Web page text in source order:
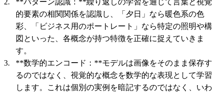
的要素の相関関係を認識し、「夕日」なら暖色系の色
彩、「ビジネス用のポートレート」なら特定の照明や構
図といった、各概念が持つ特徴を正確に捉えていきま
す。
**数学的エンコード：**モデルは画像をそのまま保存す
るのではなく、視覚的な概念を数学的な表現として学習
します。これは個別の実例を暗記するのではなく、いわ